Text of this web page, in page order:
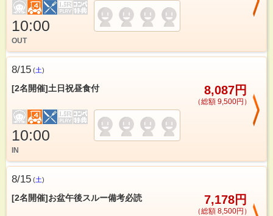
10:00
OUT
8/15 (土)
[2名開催]土日祝昼食付 8,087円
（総額 9,500円）
10:00
IN
8/15 (土)
[2名開催]お盆午後スルー備考必読 7,178円
（総額 8,500円）